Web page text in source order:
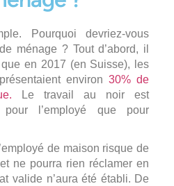
Pourquoi devriez-vous
ménage ? Tout d’abord, il
en 2017 (en Suisse), les
environ30% de
Le travail au noir est
pour l’employé que pour
de maison risque de
ne pourra rien réclamer en
valide n’aura été établi. De